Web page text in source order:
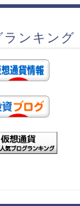
ランキング